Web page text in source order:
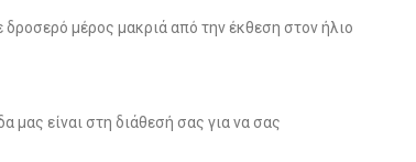
μέρος μακριά από την έκθεση στον ήλιο
μας είναι στη διάθεσή σας για να σας